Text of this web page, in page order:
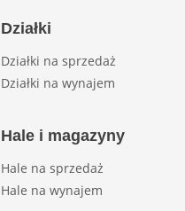
Działki
Działki na sprzedaż
Działki na wynajem
Hale i magazyny
Hale na sprzedaż
Hale na wynajem